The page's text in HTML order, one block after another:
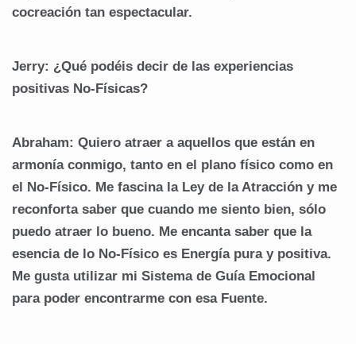
cocreación tan espectacular.
Jerry: ¿Qué podéis decir de las experiencias
positivas No-Físicas?
Abraham: Quiero atraer a aquellos que están en
armonía conmigo, tanto en el plano físico como en
el No-Físico. Me fascina la Ley de la Atracción y me
reconforta saber que cuando me siento bien, sólo
puedo atraer lo bueno. Me encanta saber que la
esencia de lo No-Físico es Energía pura y positiva.
Me gusta utilizar mi Sistema de Guía Emocional
para poder encontrarme con esa Fuente.